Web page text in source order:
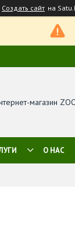
Создать сайт на
магазин
О НАС